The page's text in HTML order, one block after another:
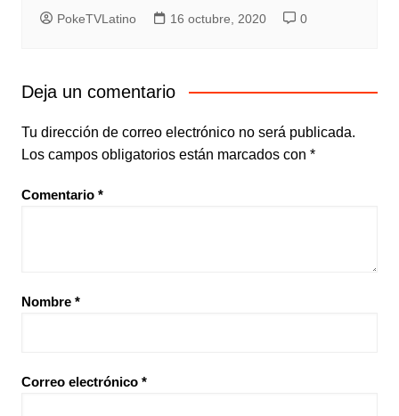
PokeTVLatino 16 octubre, 2020 0
Deja un comentario
Tu dirección de correo electrónico no será publicada.
Los campos obligatorios están marcados con *
Comentario *
Nombre *
Correo electrónico *